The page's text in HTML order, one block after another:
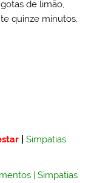
de limão,
quinze minutos,
|Simpatias
|Simpatias